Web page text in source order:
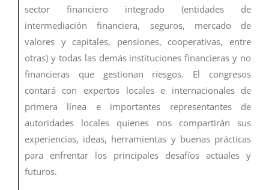
sector financiero integrado (entidades de
intermediación financiera, seguros, mercado de
valores y capitales, pensiones, cooperativas, entre
otras) y todas las demás instituciones financieras y no
financieras que gestionan riesgos. El congresos
contará con expertos locales e internacionales de
primera línea e importantes representantes de
autoridades locales quienes nos compartirán sus
experiencias, ideas, herramientas y buenas prácticas
para enfrentar los principales desafíos actuales y
futuros.